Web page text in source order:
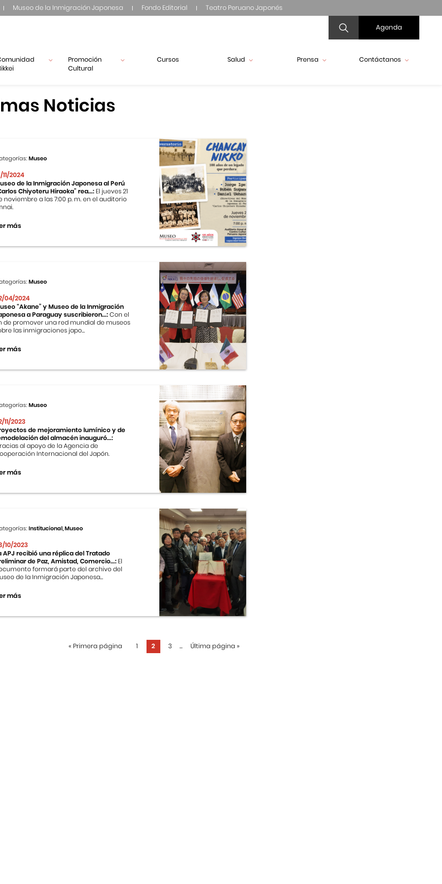
Museo de la Inmigración Japonesa Fondo Editorial Teatro Peruano Japonés
Agenda
Promoción
Cultural
Cursos Salud Prensa Contáctanos
Noticias
Museo
11/2024
de la Inmigración Japonesa al Perú
Chiyoteru Hiraoka” rea...: El jueves 21
noviembre a las 7:00 p. m. en el auditorio
más
Museo
04/2024
“Akane” y Museo de la Inmigración
a Paraguay suscribieron...:Con el
de promover una red mundial de museos
las inmigraciones japo...
más
Museo
11/2023
de mejoramiento lumínico y de
del almacén inauguró...:
al apoyo de la Agencia de
Internacional del Japón.
más
Institucional, Museo
10/2023
APJ recibió una réplica del Tratado
de Paz, Amistad, Comercio...: El
formará parte del archivo del
de la Inmigración Japonesa...
más
« Primera página 1 2 3 ... Última página »